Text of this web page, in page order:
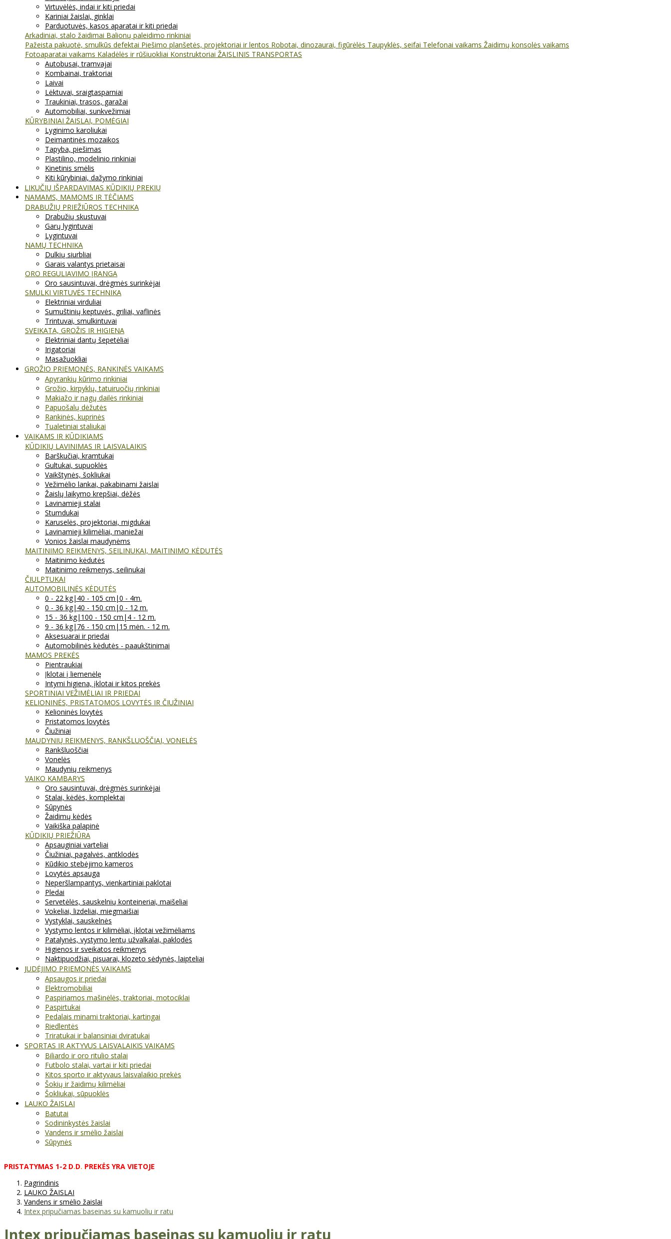
Virtuvėlės, indai ir kiti priedai
Kariniai žaislai, ginklai
Parduotuvės, kasos aparatai ir kiti priedai
Arkadiniai, stalo žaidimai Balionų paleidimo rinkiniai
Pažeista pakuotė, smulkūs defektai Piešimo planšetės, projektoriai ir lentos Robotai, dinozaurai, figūrėlės Taupyklės, seifai Telefonai vaikams Žaidimų konsolės vaikams
Fotoaparatai vaikams Kaladėlės ir rūšiuokliai Konstruktoriai ŽAISLINIS TRANSPORTAS
Autobusai, tramvajai
Kombainai, traktoriai
Laivai
Lėktuvai, sraigtasparniai
Traukiniai, trasos, garažai
Automobiliai, sunkvežimiai
KŪRYBINIAI ŽAISLAI, POMĖGIAI
Lyginimo karoliukai
Deimantinės mozaikos
Tapyba, piešimas
Plastilino, modelinio rinkiniai
Kinetinis smėlis
Kiti kūrybiniai, dažymo rinkiniai
LIKUČIŲ IŠPARDAVIMAS KŪDIKIŲ PREKIŲ
NAMAMS, MAMOMS IR TĖČIAMS
DRABUŽIŲ PRIEŽIŪROS TECHNIKA
Drabužių skustuvai
Garų lygintuvai
Lygintuvai
NAMŲ TECHNIKA
Dulkių siurbliai
Garais valantys prietaisai
ORO REGULIAVIMO ĮRANGA
Oro sausintuvai, drėgmės surinkėjai
SMULKI VIRTUVĖS TECHNIKA
Elektriniai virduliai
Sumuštinių keptuvės, griliai, vaflinės
Trintuvai, smulkintuvai
SVEIKATA, GROŽIS IR HIGIENA
Elektriniai dantų šepetėliai
Irigatoriai
Masažuokliai
GROŽIO PRIEMONĖS, RANKINĖS VAIKAMS
Apyrankių kūrimo rinkiniai
Grožio, kirpyklų, tatuiruočių rinkiniai
Makiažo ir nagų dailės rinkiniai
Papuošalų dėžutės
Rankinės, kuprinės
Tualetiniai staliukai
VAIKAMS IR KŪDIKIAMS
KŪDIKIŲ LAVINIMAS IR LAISVALAIKIS
Barškučiai, kramtukai
Gultukai, supuoklės
Vaikštynės, šokliukai
Vežimėlio lankai, pakabinami žaislai
Žaislų laikymo krepšiai, dėžės
Lavinamieji stalai
Stumdukai
Karuselės, projektoriai, migdukai
Lavinamieji kilimėliai, maniežai
Vonios žaislai maudynėms
MAITINIMO REIKMENYS, SEILINUKAI, MAITINIMO KĖDUTĖS
Maitinimo kėdutės
Maitinimo reikmenys, seilinukai
ČIULPTUKAI
AUTOMOBILINĖS KĖDUTĖS
0 - 22 kg|40 - 105 cm|0 - 4m.
0 - 36 kg|40 - 150 cm|0 - 12 m.
15 - 36 kg|100 - 150 cm|4 - 12 m.
9 - 36 kg|76 - 150 cm|15 mėn. - 12 m.
Aksesuarai ir priedai
Automobilinės kėdutės - paaukštinimai
MAMOS PREKĖS
Pientraukiai
Įklotai į liemenėlę
Intymi higiena, įklotai ir kitos prekės
SPORTINIAI VEŽIMĖLIAI IR PRIEDAI
KELIONINĖS, PRISTATOMOS LOVYTĖS IR ČIUŽINIAI
Kelioninės lovytės
Pristatomos lovytės
Čiužiniai
MAUDYNIŲ REIKMENYS, RANKŠLUOŠČIAI, VONELĖS
Rankšluoščiai
Vonelės
Maudynių reikmenys
VAIKO KAMBARYS
Oro sausintuvai, drėgmės surinkėjai
Stalai, kėdės, komplektai
Sūpynės
Žaidimų kėdės
Vaikiška palapinė
KŪDIKIŲ PRIEŽIŪRA
Apsauginiai varteliai
Čiužiniai, pagalvės, antklodės
Kūdikio stebėjimo kameros
Lovytės apsauga
Neperšlampantys, vienkartiniai paklotai
Pledai
Servetėlės, sauskelnių konteineriai, maišeliai
Vokeliai, lizdeliai, miegmaišiai
Vystyklai, sauskelnės
Vystymo lentos ir kilimėliai, įklotai vežimėliams
Patalynės, vystymo lentų užvalkalai, paklodės
Higienos ir sveikatos reikmenys
Naktipuodžiai, pisuarai, klozeto sėdynės, laipteliai
JUDĖJIMO PRIEMONĖS VAIKAMS
Apsaugos ir priedai
Elektromobiliai
Paspiriamos mašinėlės, traktoriai, motociklai
Paspirtukai
Pedalais minami traktoriai, kartingai
Riedlentės
Triratukai ir balansiniai dviratukai
SPORTAS IR AKTYVUS LAISVALAIKIS VAIKAMS
Biliardo ir oro ritulio stalai
Futbolo stalai, vartai ir kiti priedai
Kitos sporto ir aktyvaus laisvalaikio prekės
Šokių ir žaidimų kilimėliai
Šokliukai, sūpuoklės
LAUKO ŽAISLAI
Batutai
Sodininkystės žaislai
Vandens ir smėlio žaislai
Sūpynės
PRISTATYMAS 1-2 D.D. PREKĖS YRA VIETOJE
Pagrindinis
LAUKO ŽAISLAI
Vandens ir smėlio žaislai
Intex pripučiamas baseinas su kamuoliu ir ratu
Intex pripučiamas baseinas su kamuoliu ir ratu